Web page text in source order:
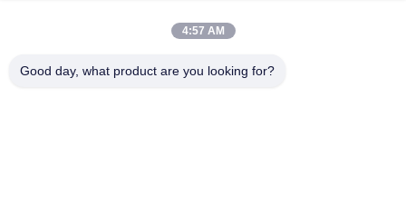
Быстрый контакт
Адрес
4:57 AM
Good day, what product are you looking for?